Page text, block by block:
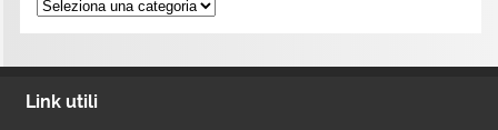
Link utili